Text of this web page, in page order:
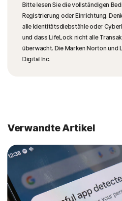
Bitte lesen Sie die vollständigen
Registrierung oder Einrichtung.
alle Identitätsdiebstähle oder
und dass LifeLock nicht alle
überwacht. Die Marken Norton und
Digital Inc.
Verwandte Artikel